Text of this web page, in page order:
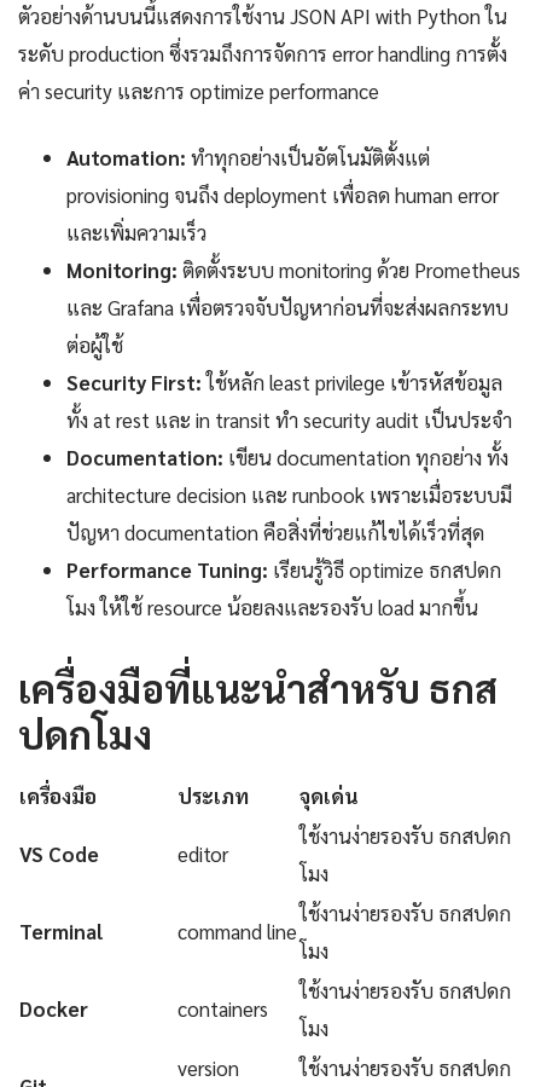
ตัวอย่างด้านบนนี้แสดงการใช้งาน JSON API with Python ใน
ระดับ production ซึ่งรวมถึงการจัดการ error handling การตั้ง
ค่า security และการ optimize performance
Automation: ทำทุกอย่างเป็นอัตโนมัติตั้งแต่
provisioning จนถึง deployment เพื่อลด human error
และเพิ่มความเร็ว
Monitoring: ติดตั้งระบบ monitoring ด้วย Prometheus
และ Grafana เพื่อตรวจจับปัญหาก่อนที่จะส่งผลกระทบ
ต่อผู้ใช้
Security First:ใช้หลัก least privilege เข้ารหัสข้อมูล
ทั้ง at rest และ in transit ทำ security audit เป็นประจำ
Documentation: เขียน documentation ทุกอย่าง ทั้ง
architecture decision และ runbook เพราะเมื่อระบบมี
ปัญหา documentation คือสิ่งที่ช่วยแก้ไขได้เร็วที่สุด
Performance Tuning: เรียนรู้วิธี optimize ธกสปดก
โมง ให้ใช้ resource น้อยลงและรองรับ load มากขึ้น
เครื่องมือที่แนะนำสำหรับ ธกส
ปดกโมง
เครื่องมือ ประเภท จุดเด่น
VS Code editor
ใช้งานง่ายรองรับ ธกสปดก
โมง
Terminal command line
ใช้งานง่ายรองรับ ธกสปดก
โมง
Docker containers
ใช้งานง่ายรองรับ ธกสปดก
โมง
version ใช้งานง่ายรองรับ ธกสปดก